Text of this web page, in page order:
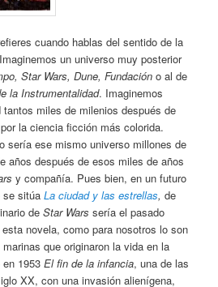
cuando hablas del sentido de la
un universo muy posterior
Star Wars, Dune, Fundacióno al de
la Instrumentalidad. Imaginemos
miles de milenios después de
la ciencia ficción más colorida.
sería ese mismo universo millones de
años después de esos miles de años
y compañía. Pues bien, en un futuro
se sitúaLa ciudad y las estrellas,de
deStar Wars sería el pasado
novela, como para nosotros lo son
que originaron la vida en la
en 1953El fin de la infancia, una de las
XX, con una invasión alienígena,